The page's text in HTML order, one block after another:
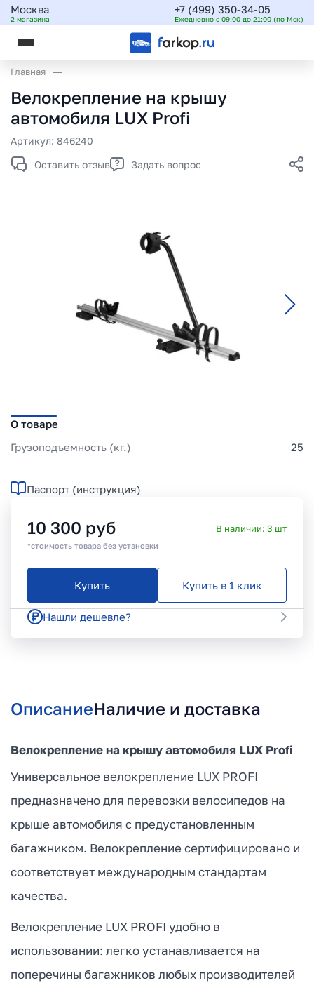
Москва
2 магазина
+7 (499) 350-34-05
Ежедневно с 09:00 до 21:00 (по Мск)
Главная
Велокрепление на крышу
автомобиля LUX Profi
Артикул: 846240
Оставить отзыв
Задать вопрос
О товаре
Грузоподъемность (кг.)
25
Паспорт (инструкция)
10 300 руб
*стоимость товара без установки
В наличии: 3 шт
Купить Купить в 1 клик
Нашли дешевле?
ОписаниеНаличие и доставка
Велокрепление на крышу автомобиля LUX Profi
Универсальное велокрепление LUX PROFI
предназначено для перевозки велосипедов на
крыше автомобиля с предустановленным
багажником. Велокрепление сертифицировано и
соответствует международным стандартам
качества.
Велокрепление LUX PROFI удобно в
использовании: легко устанавливается на
поперечины багажников любых производителей